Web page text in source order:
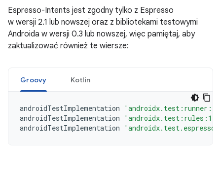
Espresso-Intents jest zgodny tylko z Espresso
w wersji 2.1 lub nowszej oraz z bibliotekami testowymi
Androida w wersji 0.3 lub nowszej, więc pamiętaj, aby
zaktualizować również te wiersze:
Groovy Kotlin
androidTestImplementation
androidTestImplementation
androidTestImplementation